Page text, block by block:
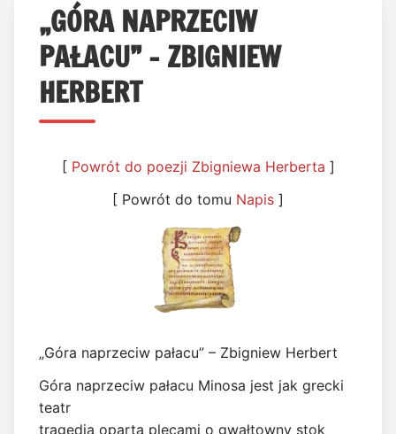
„GÓRA NAPRZECIW
PAŁACU” – ZBIGNIEW
HERBERT
[ Powrót do poezji Zbigniewa Herberta ]
[ Powrót do tomu Napis ]
„Góra naprzeciw pałacu” – Zbigniew Herbert
Góra naprzeciw pałacu Minosa jest jak grecki
teatr
tragedia oparta plecami o gwałtowny stok